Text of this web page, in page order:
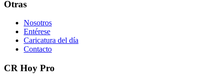
Otras
Nosotros
Entérese
Caricatura del día
Contacto
CR Hoy Pro